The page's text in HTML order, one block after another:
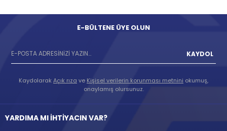
E-BÜLTENE ÜYE OLUN
KAYDOL
KaydolarakAçık rıza ve Kişisel verilerin korunması metnini okumuş,
onaylamış olursunuz.
YARDIMA MI İHTİYACIN VAR?